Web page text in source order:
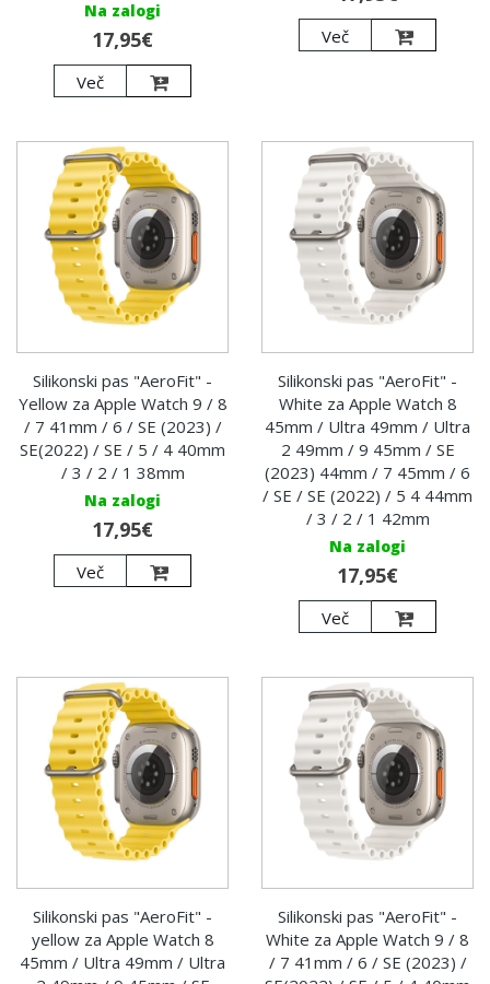
Na zalogi
17,95€
Več
Več
Silikonski pas "AeroFit" -
Yellow za Apple Watch 9 / 8
/ 7 41mm / 6 / SE (2023) /
SE(2022) / SE / 5 / 4 40mm
/ 3 / 2 / 1 38mm
Na zalogi
17,95€
Več
Silikonski pas "AeroFit" -
White za Apple Watch 8
45mm / Ultra 49mm / Ultra
2 49mm / 9 45mm / SE
(2023) 44mm / 7 45mm / 6
/ SE / SE (2022) / 5 4 44mm
/ 3 / 2 / 1 42mm
Na zalogi
17,95€
Več
Silikonski pas "AeroFit" -
yellow za Apple Watch 8
45mm / Ultra 49mm / Ultra
Silikonski pas "AeroFit" -
White za Apple Watch 9 / 8
/ 7 41mm / 6 / SE (2023) /